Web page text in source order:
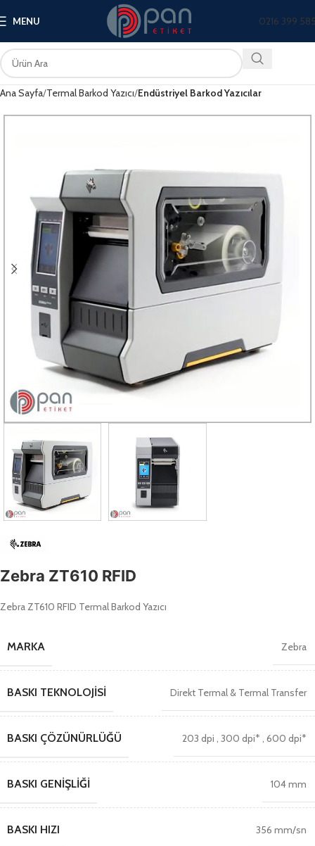
MENU 0216 399
Ana Sayfa Termal Barkod Yazıcı Endüstriyel Barkod Yazıcılar
Zebra ZT610 RFID
Zebra ZT610 RFID Termal Barkod Yazıcı
MARKA Zebra
BASKI TEKNOLOJISI Direkt Termal & Termal Transfer
BASKI ÇÖZÜNÜRLÜĞÜ 203 dpi 300 dpi* 600 dpi*
BASKI GENIŞLIĞI 104 mm
BASKI HIZI 356 mm/sn